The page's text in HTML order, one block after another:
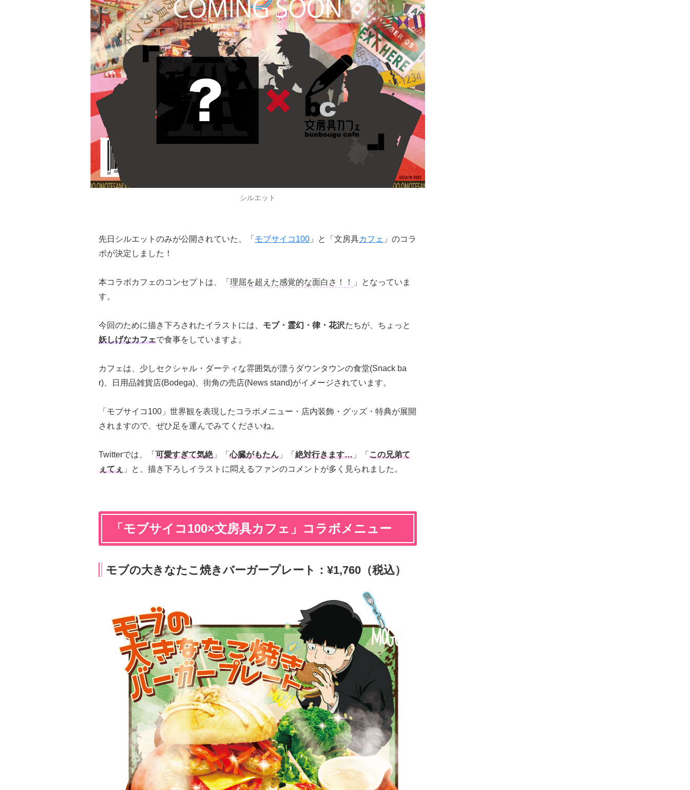
シルエット
先日シルエットのみが公開されていた、「 モブサイコ100 」と「文房具カフェ 」のコラ
ボが決定しました！
本コラボカフェのコンセプトは、「 理屈を超えた感覚的な面白さ！！
」となっていま
す。
今回のために描き下ろされたイラストには、 モブ・霊幻・律・花沢たちが、ちょっと
妖しげなカフェで食事をしていますよ。
カフェは、少しセクシャル・ダーティな雰囲気が漂うダウンタウンの食堂(Snack ba
r)、日用品雑貨店(Bodega)、街角の売店(News stand)がイメージされています。
「モブサイコ100」世界観を表現したコラボメニュー・店内装飾・グッズ・特典が展開
されますので、ぜひ足を運んでみてくださいね。
Twitterでは、「 可愛すぎて気絶」「心臓がもたん 」「 絶対行きます… 」「 この兄弟て
ぇてぇ 」と、描き下ろしイラストに悶えるファンのコメントが多く見られました。
「モブサイコ100×文房具カフェ」コラボメニュー
モブの大きなたこ焼きバーガープレート：¥1,760（税込）